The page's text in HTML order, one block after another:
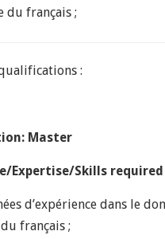
du français ;
:
Master
Expertise/Skills required
d’expérience dans le
français ;